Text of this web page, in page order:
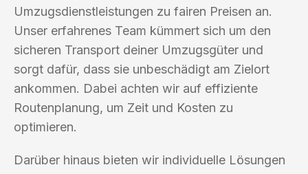
Umzugsdienstleistungen zu fairen Preisen an.
Unser erfahrenes Team kümmert sich um den
sicheren Transport deiner Umzugsgüter und
sorgt dafür, dass sie unbeschädigt am Zielort
ankommen. Dabei achten wir auf effiziente
Routenplanung, um Zeit und Kosten zu
optimieren.
Darüber hinaus bieten wir individuelle Lösungen